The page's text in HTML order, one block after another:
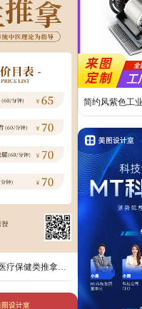
简约实景风棕色医疗保健类推拿营销价目表长图海报